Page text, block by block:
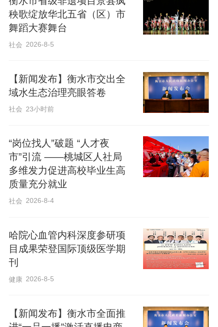
项目建设，用好“两新”政策，加快设备更新
和技术改造升级，不断延伸产业链，提升
产品附加值和市场竞争力。
吴晓华强调，要深入学习贯彻习近平总书
记重要讲话和重要指示批示精神，更好统
筹高质量发展和高水平安全，抓牢“强招
和谐”两条主线，巩固优势、补齐短板，奋
发有为做好二季度工作，为全市发展大局
多作贡献。要抢抓政策机遇，用好“预招
标”制度，谋划实施好债券类项目，持续扩
步拓宽思路、充实力量，开展市场化招
商、全员招商，在引进落地一批大项目、
好项目、延链补链项目和央企二三级子公
司上实现新突破。要牢固树立安全发展理
所”消防安全等重点领域、重点部位，全面
秧歌绽放华北五省（区）市
舞蹈大赛舞台
社会 2026-8-5
【新闻发布】衡水市交出全
域水生态治理亮眼答卷
社会 23小时前
“岗位找人”破题 “人才夜
市”引流 ——桃城区人社局
多维发力促进高校毕业生高
质量充分就业
社会 2026-8-4
哈院心血管内科深度参研项
目成果荣登国际顶级医学期
刊
健康 2026-8-5
【新闻发布】衡水市全面推